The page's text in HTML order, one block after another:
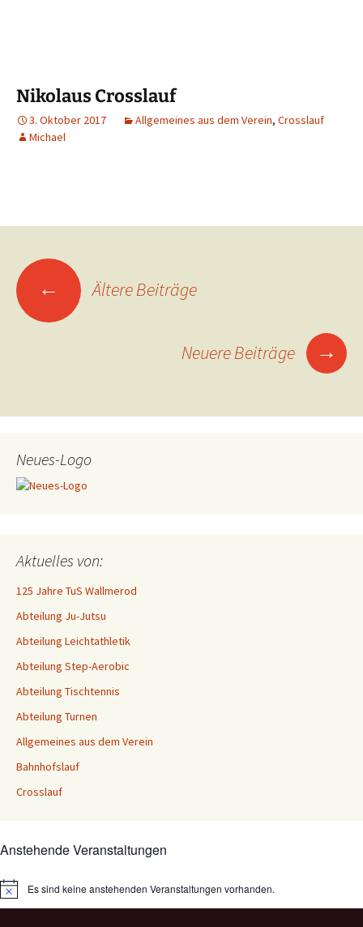
Nikolaus Crosslauf
3. Oktober 2017 Allgemeines aus dem Verein, Crosslauf
Michael
Beitragsnavigation
← Ältere Beiträge
Neuere Beiträge →
Neues-Logo
Aktuelles von:
125 Jahre TuS Wallmerod
Abteilung Ju-Jutsu
Abteilung Leichtathletik
Abteilung Step-Aerobic
Abteilung Tischtennis
Abteilung Turnen
Allgemeines aus dem Verein
Bahnhofslauf
Crosslauf
Anstehende Veranstaltungen
HinweisEs sind keine anstehenden Veranstaltungen vorhanden.